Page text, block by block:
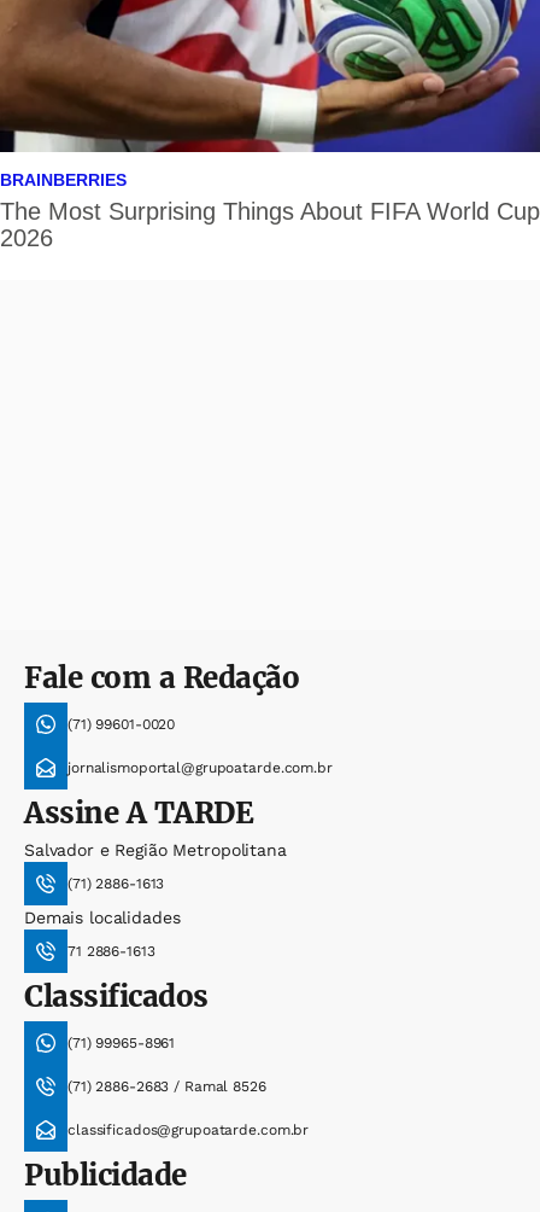
Fale com a Redação
(71) 99601-0020
jornalismoportal@grupoatarde.com.br
AssineA TARDE
Salvador e Região Metropolitana
(71) 2886-1613
Demais localidades
71 2886-1613
Classificados
(71) 99965-8961
(71) 2886-2683 / Ramal 8526
classificados@grupoatarde.com.br
Publicidade